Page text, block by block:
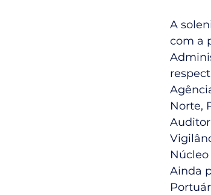
A
com a
Norte,
Ainda